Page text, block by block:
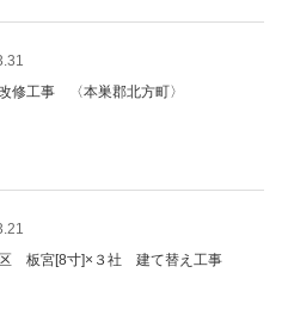
修工事 〈本巣郡北方町〉
板宮[8寸]×３社 建て替え工事